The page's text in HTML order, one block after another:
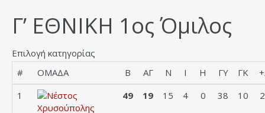
Γ’ ΕΘΝΙΚΗ 1ος Όμιλος
Επιλογή κατηγορίας
#
ΟΜΑΔΑ Β ΑΓ Ν Ι Η ΓΥ ΓΚ
1
49 19 15 4 0 38 10